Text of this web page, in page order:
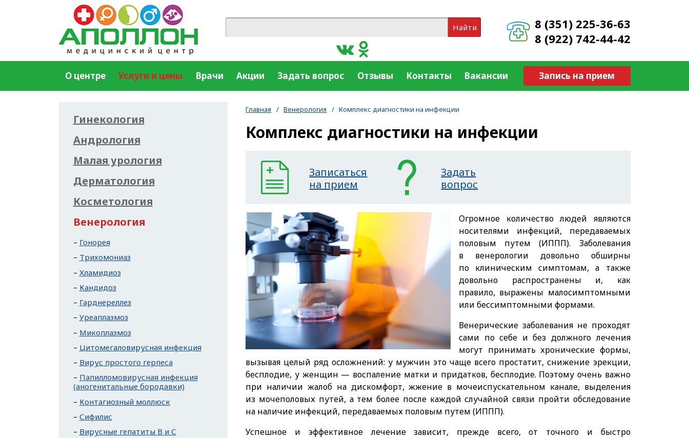
8 (351) 225-36-63
8 (922) 742-44-42
Найти
Запись на прием
О центре Услуги и цены Врачи Акции Задать вопрос Отзывы Контакты Вакансии
Главная / Венерология / Комплекс диагностики на инфекции
Комплекс диагностики на инфекции
Записаться
на прием
Задать
вопрос
Огромное количество людей являются
носителями инфекций, передаваемых
половым путем (ИППП). Заболевания
в венерологии довольно обширны
по клиническим симптомам, а также
довольно распространены и, как
правило, выражены малосимптомными
или бессимптомными формами.
Венерические заболевания не проходят
сами по себе и без должного лечения
могут принимать хронические формы,
вызывая целый ряд осложнений: у мужчин это чаще всего простатит, снижение эрекции,
бесплодие, у женщин — воспаление матки и придатков, бесплодие. Поэтому очень важно
при наличии жалоб на дискомфорт, жжение в мочеиспускательном канале, выделения
из мочеполовых путей, а тем более после каждой случайной связи пройти обследование
на наличие инфекций, передаваемых половым путем (ИППП).
Успешное и эффективное лечение зависит, прежде всего, от точного и быстро
Гинекология
Андрология
Малая урология
Дерматология
Косметология
Венерология
Гонорея
Трихомониаз
Хламидиоз
Кандидоз
Гарднереллез
Уреаплазмоз
Микоплазмоз
Цитомегаловирусная инфекция
Вирус простого герпеса
Папилломовирусная инфекция
(аногенитальные бородавки)
Контагиозный моллюск
Сифилис
Вирусные гепатиты В и С